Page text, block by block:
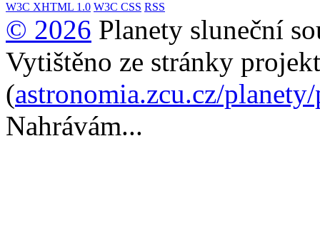
W3C XHTML 1.0 W3C CSS RSS
© 2026 Planety sluneční
Vytištěno ze stránky
(astronomia.zcu.cz/
Nahrávám...